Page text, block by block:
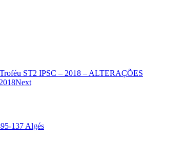
ST2 IPSC – 2018 – ALTERAÇÕES
Next
137 Algés